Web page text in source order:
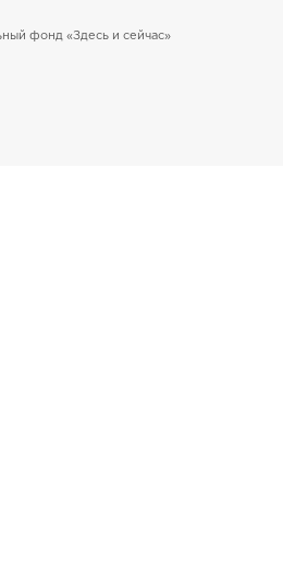
фонд «Здесь и сейчас»